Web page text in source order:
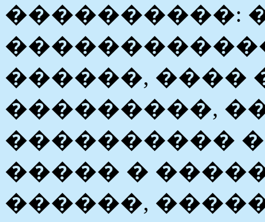
����������:
������, ����
���������,
����������
����� �
������,